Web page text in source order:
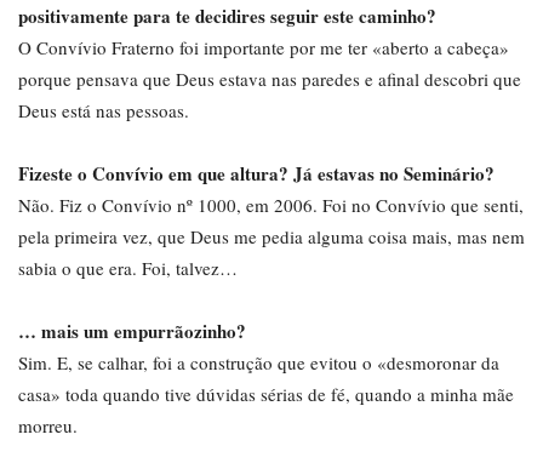
positivamente para te decidires seguir este caminho?
O Convívio Fraterno foi importante por me ter «aberto a cabeça»
porque pensava que Deus estava nas paredes e afinal descobri que
Deus está nas pessoas.
Fizeste o Convívio em que altura? Já estavas no Seminário?
Não. Fiz o Convívio nº 1000, em 2006. Foi no Convívio que senti,
pela primeira vez, que Deus me pedia alguma coisa mais, mas nem
sabia o que era. Foi, talvez…
… mais um empurrãozinho?
Sim. E, se calhar, foi a construção que evitou o «desmoronar da
casa» toda quando tive dúvidas sérias de fé, quando a minha mãe
morreu.